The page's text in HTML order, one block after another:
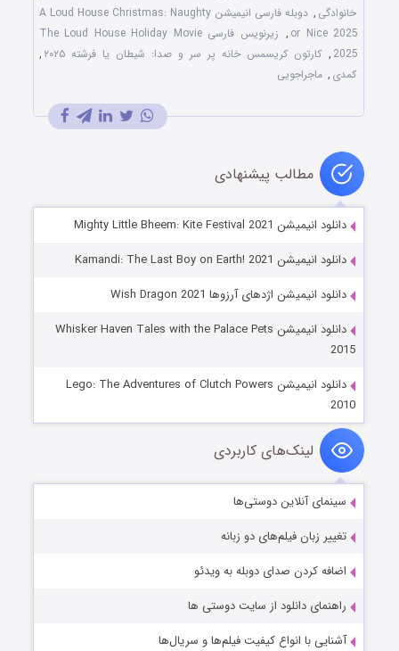
خانوادگی ,
دوبله فارسی انیمیشن A Loud House Christmas: Naughty
or Nice 2025
,
زیرنویس فارسی The Loud House Holiday Movie
2025
, کارتون کریسمس خانه پر سر و صدا: شیطان یا فرشته ۲۰۲۵
,
کمدی , ماجراجویی
مطالب پیشنهادی
دانلود انیمیشن Mighty Little Bheem: Kite Festival 2021
دانلود انیمیشن Kamandi: The Last Boy on Earth! 2021
دانلود انیمیشن اژدهای آرزوها Wish Dragon 2021
دانلود انیمیشن Whisker Haven Tales with the Palace Pets
2015
دانلود انیمیشن Lego: The Adventures of Clutch Powers
2010
لینک‌های کاربردی
سینمای آنلاین دوستی‌ها
تغییر زبان فیلم‌های دو زبانه
اضافه کردن صدای دوبله به ویدئو
راهنمای دانلود از سایت دوستی ها
آشنایی با انواع کیفیت فیلم‌ها و سریال‌ها